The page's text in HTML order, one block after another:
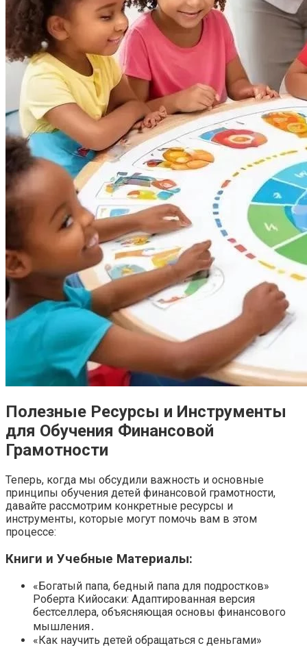
Полезные Ресурсы и Инструменты
для Обучения Финансовой
Грамотности
Теперь, когда мы обсудили важность и основные
принципы обучения детей финансовой грамотности,
давайте рассмотрим конкретные ресурсы и
инструменты, которые могут помочь вам в этом
процессе:
Книги и Учебные Материалы:
«Богатый папа, бедный папа для подростков»
Роберта Кийосаки: Адаптированная версия
бестселлера, объясняющая основы финансового
мышления․
«Как научить детей обращаться с деньгами»